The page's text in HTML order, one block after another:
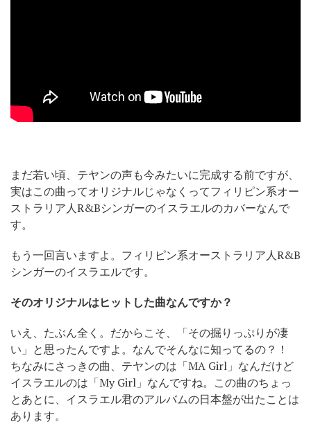
まだ若い頃、テヤンの声も今みたいに完成する前ですが、
実はこの曲ってオリジナルじゃなくってフィリピン系オー
ストラリア人R&Bシンガーのイスラエルのカバーなんで
す。
もう一回言いますよ。フィリピン系オーストラリア人R&B
シンガーのイスラエルです。
そのオリジナルはヒットした曲なんですか？
いえ、たぶん全く。だからこそ、「その掘りっぷりが凄
い」と思ったんですよ。なんでそんなに知ってるの？！
ちなみにさっきの曲、テヤンのは「MA Girl」なんだけど
イスラエルのは「My Girl」なんですね。この曲のちょっ
とあとに、イスラエル君のアルバムの日本盤が出たことは
あります。